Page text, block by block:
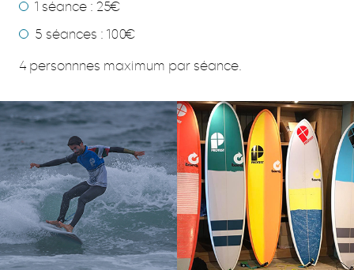
1 séance : 25€
5 séances : 100€
4 personnnes maximum par séance.